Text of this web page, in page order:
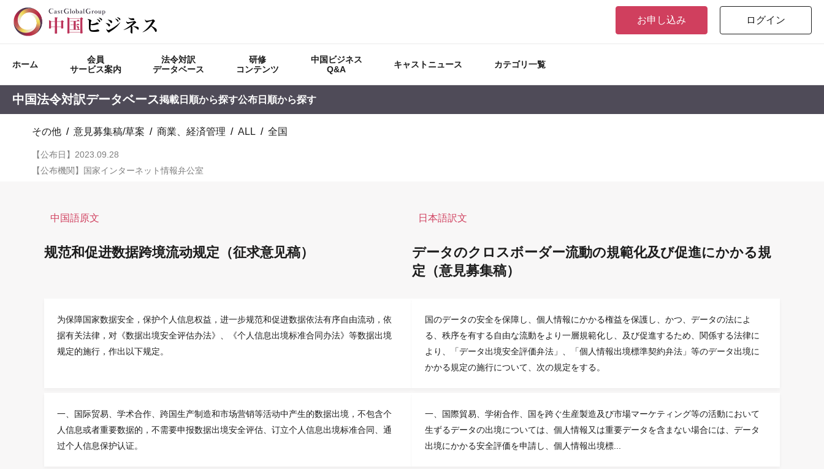
お申し込み ログイン
ホーム
会員
サービス案内
法令対訳
データベース
研修
コンテンツ
中国ビジネス
Q&A
キャストニュース カテゴリ一覧
中国法令対訳データベース掲載日順から探す公布日順から探す
その他 / 意見募集稿/草案 / 商業、経済管理 / ALL / 全国
【公布日】2023.09.28
【公布機関】国家インターネット情報弁公室
中国語原文 日本語訳文
规范和促进数据跨境流动规定（征求意见稿）
データのクロスボーダー流動の規範化及び促進にかかる規
定（意見募集稿）
为保障国家数据安全，保护个人信息权益，进一步规范和促进数据依法有序自由流动，依
据有关法律，对《数据出境安全评估办法》、《个人信息出境标准合同办法》等数据出境
规定的施行，作出以下规定。
国のデータの安全を保障し、個人情報にかかる権益を保護し、かつ、データの法によ
る、秩序を有する自由な流動をより一層規範化し、及び促進するため、関係する法律に
より、「データ出境安全評価弁法」、「個人情報出境標準契約弁法」等のデータ出境に
かかる規定の施行について、次の規定をする。
一、国际贸易、学术合作、跨国生产制造和市场营销等活动中产生的数据出境，不包含个
人信息或者重要数据的，不需要申报数据出境安全评估、订立个人信息出境标准合同、通
过个人信息保护认证。
一、国際貿易、学術合作、国を跨ぐ生産製造及び市場マーケティング等の活動において
生ずるデータの出境については、個人情報又は重要データを含まない場合には、データ
出境にかかる安全評価を申請し、個人情報出境標...